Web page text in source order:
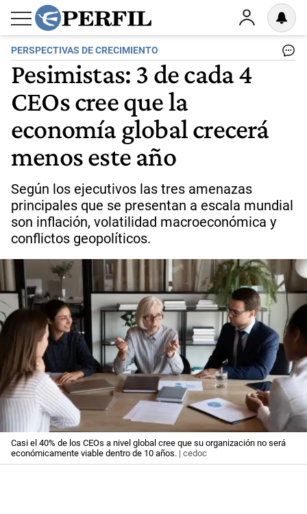
PERSPECTIVAS DE CRECIMIENTO
Pesimistas: 3 de cada 4
CEOs cree que la
economía global crecerá
menos este año
Según los ejecutivos las tres amenazas
principales que se presentan a escala mundial
son inflación, volatilidad macroeconómica y
conflictos geopolíticos.
Casi el 40% de los CEOs a nivel global cree que su organización no será
económicamente viable dentro de 10 años. | cedoc